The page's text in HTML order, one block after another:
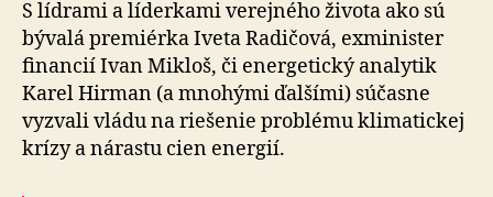
S lídrami a líderkami verejného života ako sú
bývalá premiérka Iveta Radičová, exminister
financií Ivan Mikloš, či energetický analytik
Karel Hirman (a mnohými ďalšími) súčasne
vyzvali vládu na riešenie problému klimatickej
krízy a nárastu cien energií.